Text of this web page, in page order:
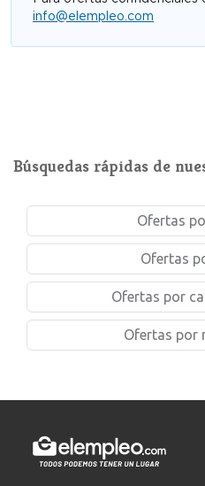
info@elempleo.com
Búsquedas rápidas de
Ofertas
Ofertas
Ofertas por
Ofertas por